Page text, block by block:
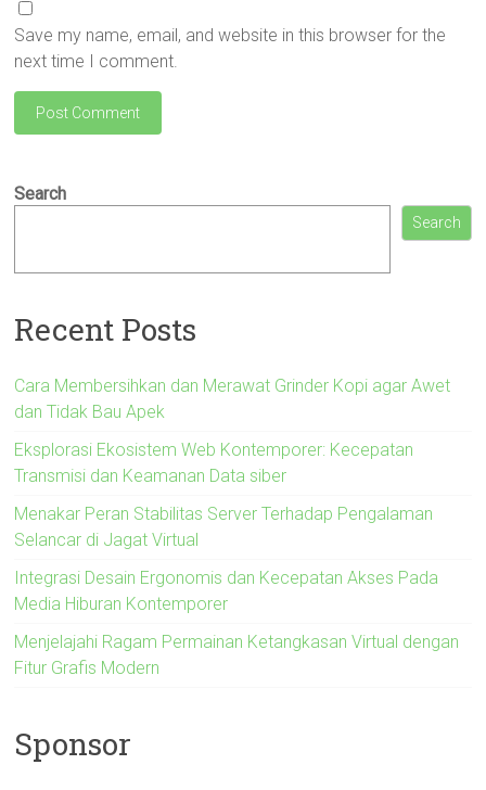
Save my name, email, and website in this browser for the
next time I comment.
Search
Search
Recent Posts
Cara Membersihkan dan Merawat Grinder Kopi agar Awet
dan Tidak Bau Apek
Eksplorasi Ekosistem Web Kontemporer: Kecepatan
Transmisi dan Keamanan Data siber
Menakar Peran Stabilitas Server Terhadap Pengalaman
Selancar di Jagat Virtual
Integrasi Desain Ergonomis dan Kecepatan Akses Pada
Media Hiburan Kontemporer
Menjelajahi Ragam Permainan Ketangkasan Virtual dengan
Fitur Grafis Modern
Sponsor